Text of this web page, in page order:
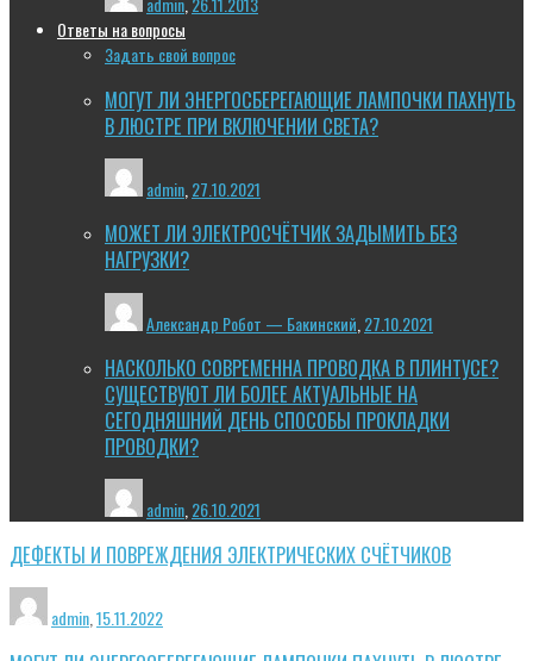
Ответы на вопросы
Задать свой вопрос
МОГУТ ЛИ ЭНЕРГОСБЕРЕГАЮЩИЕ ЛАМПОЧКИ ПАХНУТЬ
В ЛЮСТРЕ ПРИ ВКЛЮЧЕНИИ СВЕТА?
admin 27.10.2021
МОЖЕТ ЛИ ЭЛЕКТРОСЧЁТЧИК ЗАДЫМИТЬ БЕЗ
НАГРУЗКИ?
Александр Робот — Бакинский 27.10.2021
НАСКОЛЬКО СОВРЕМЕННА ПРОВОДКА В ПЛИНТУСЕ?
СУЩЕСТВУЮТ ЛИ БОЛЕЕ АКТУАЛЬНЫЕ НА
СЕГОДНЯШНИЙ ДЕНЬ СПОСОБЫ ПРОКЛАДКИ
ПРОВОДКИ?
admin,26.10.2021
ДЕФЕКТЫ И ПОВРЕЖДЕНИЯ ЭЛЕКТРИЧЕСКИХ СЧЁТЧИКОВ
admin 15.11.2022